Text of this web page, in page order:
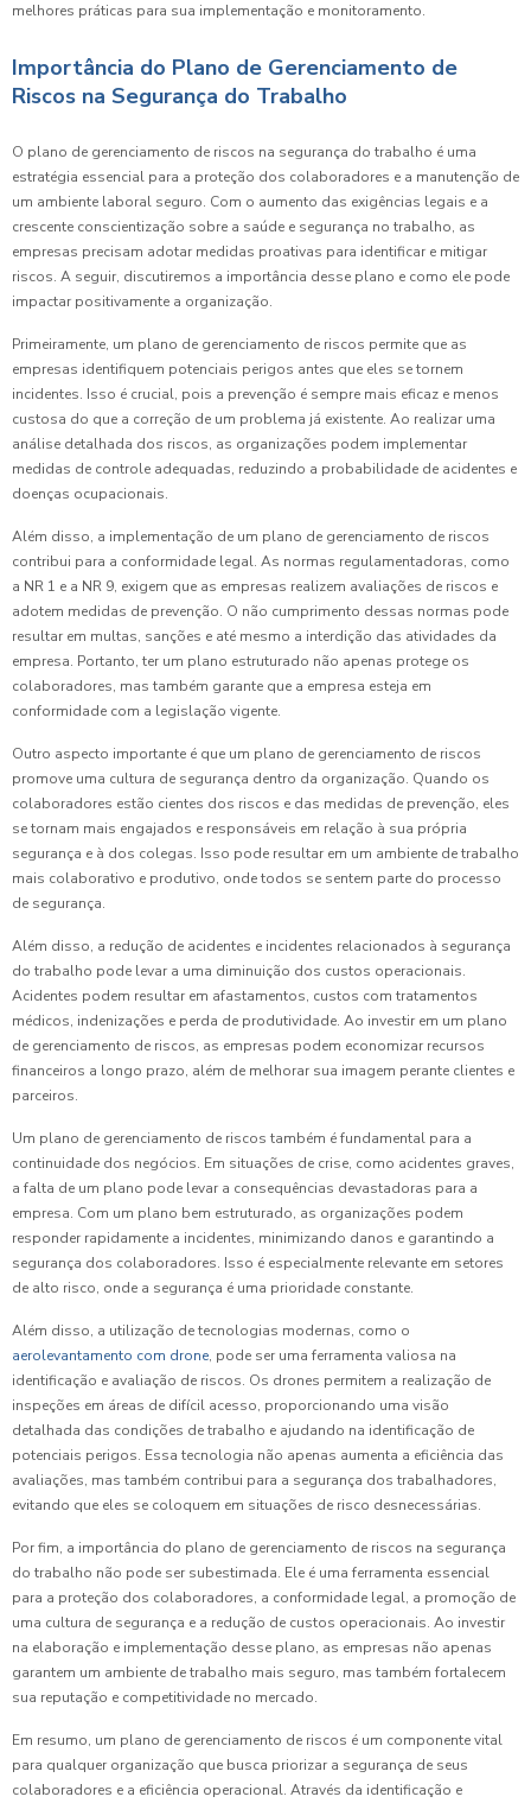
melhores práticas para sua implementação e monitoramento.
Importância do Plano de Gerenciamento de
Riscos na Segurança do Trabalho
O plano de gerenciamento de riscos na segurança do trabalho é uma
estratégia essencial para a proteção dos colaboradores e a manutenção de
um ambiente laboral seguro. Com o aumento das exigências legais e a
crescente conscientização sobre a saúde e segurança no trabalho, as
empresas precisam adotar medidas proativas para identificar e mitigar
riscos. A seguir, discutiremos a importância desse plano e como ele pode
impactar positivamente a organização.
Primeiramente, um plano de gerenciamento de riscos permite que as
empresas identifiquem potenciais perigos antes que eles se tornem
incidentes. Isso é crucial, pois a prevenção é sempre mais eficaz e menos
custosa do que a correção de um problema já existente. Ao realizar uma
análise detalhada dos riscos, as organizações podem implementar
medidas de controle adequadas, reduzindo a probabilidade de acidentes e
doenças ocupacionais.
Além disso, a implementação de um plano de gerenciamento de riscos
contribui para a conformidade legal. As normas regulamentadoras, como
a NR 1 e a NR 9, exigem que as empresas realizem avaliações de riscos e
adotem medidas de prevenção. O não cumprimento dessas normas pode
resultar em multas, sanções e até mesmo a interdição das atividades da
empresa. Portanto, ter um plano estruturado não apenas protege os
colaboradores, mas também garante que a empresa esteja em
conformidade com a legislação vigente.
Outro aspecto importante é que um plano de gerenciamento de riscos
promove uma cultura de segurança dentro da organização. Quando os
colaboradores estão cientes dos riscos e das medidas de prevenção, eles
se tornam mais engajados e responsáveis em relação à sua própria
segurança e à dos colegas. Isso pode resultar em um ambiente de trabalho
mais colaborativo e produtivo, onde todos se sentem parte do processo
de segurança.
Além disso, a redução de acidentes e incidentes relacionados à segurança
do trabalho pode levar a uma diminuição dos custos operacionais.
Acidentes podem resultar em afastamentos, custos com tratamentos
médicos, indenizações e perda de produtividade. Ao investir em um plano
de gerenciamento de riscos, as empresas podem economizar recursos
financeiros a longo prazo, além de melhorar sua imagem perante clientes e
parceiros.
Um plano de gerenciamento de riscos também é fundamental para a
continuidade dos negócios. Em situações de crise, como acidentes graves,
a falta de um plano pode levar a consequências devastadoras para a
empresa. Com um plano bem estruturado, as organizações podem
responder rapidamente a incidentes, minimizando danos e garantindo a
segurança dos colaboradores. Isso é especialmente relevante em setores
de alto risco, onde a segurança é uma prioridade constante.
Além disso, a utilização de tecnologias modernas, como o
aerolevantamento com drone, pode ser uma ferramenta valiosa na
identificação e avaliação de riscos. Os drones permitem a realização de
inspeções em áreas de difícil acesso, proporcionando uma visão
detalhada das condições de trabalho e ajudando na identificação de
potenciais perigos. Essa tecnologia não apenas aumenta a eficiência das
avaliações, mas também contribui para a segurança dos trabalhadores,
evitando que eles se coloquem em situações de risco desnecessárias.
Por fim, a importância do plano de gerenciamento de riscos na segurança
do trabalho não pode ser subestimada. Ele é uma ferramenta essencial
para a proteção dos colaboradores, a conformidade legal, a promoção de
uma cultura de segurança e a redução de custos operacionais. Ao investir
na elaboração e implementação desse plano, as empresas não apenas
garantem um ambiente de trabalho mais seguro, mas também fortalecem
sua reputação e competitividade no mercado.
Em resumo, um plano de gerenciamento de riscos é um componente vital
para qualquer organização que busca priorizar a segurança de seus
colaboradores e a eficiência operacional. Através da identificação e